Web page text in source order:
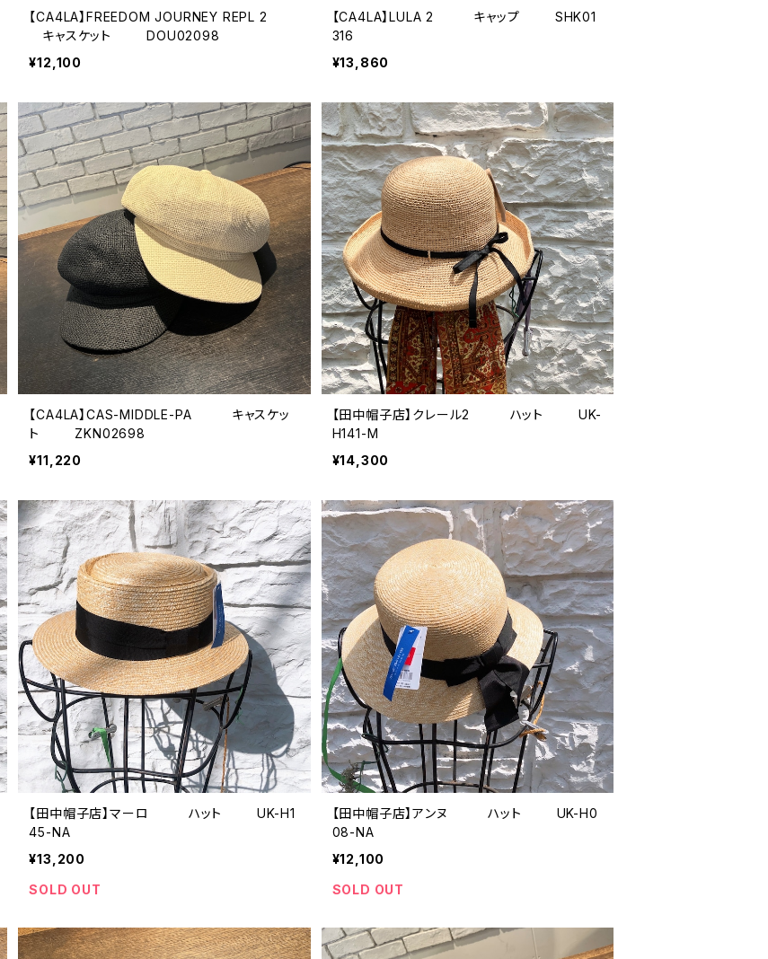
【CA4LA】FREEDOM JOURNEY REPL 2
キャスケット DOU02098
¥12,100
【CA4LA】LULA 2 キャップ SHK01
316
¥13,860
【CA4LA】CAS-MIDDLE-PA キャスケッ
ト ZKN02698
¥11,220
【田中帽子店】クレール2 ハット UK-
H141-M
¥14,300
【田中帽子店】マーロ ハット UK-H1
45-NA
¥13,200
SOLD OUT
【田中帽子店】アンヌ ハット UK-H0
08-NA
¥12,100
SOLD OUT